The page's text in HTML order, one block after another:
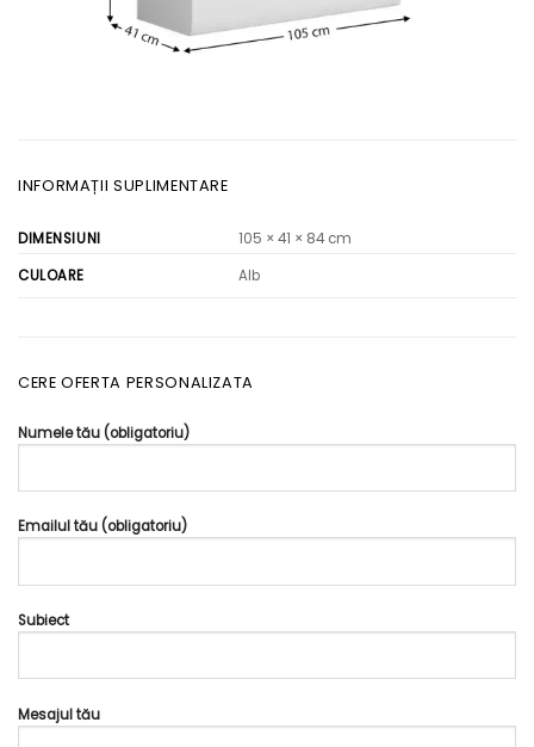
INFORMAȚII SUPLIMENTARE
DIMENSIUNI
105 × 41 × 84 cm
CULOARE
Alb
CERE OFERTA PERSONALIZATA
Numele tău (obligatoriu)
Emailul tău (obligatoriu)
Subiect
Mesajul tău